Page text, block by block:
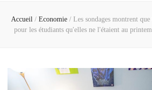
Accueil / Economie / Les sondages montrent
pour les étudiants qu'elles ne l'étaient au